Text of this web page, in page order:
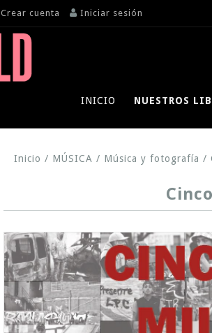
Crear cuenta Iniciar sesión
INICIO NUESTROS
Inicio / MÚSICA / Música y fotografía /